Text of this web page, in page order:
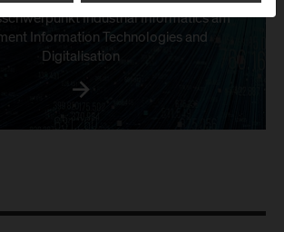
Industrial Informatics am
Information Technologies and
Digitalisation